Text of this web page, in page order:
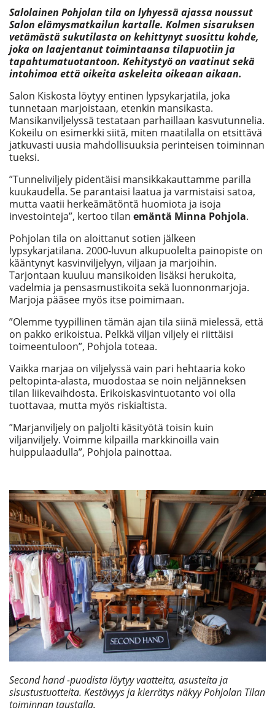
Salolainen Pohjolan tila on lyhyessä ajassa noussut
Salon elämysmatkailun kartalle. Kolmen sisaruksen
vetämästä sukutilasta on kehittynyt suosittu kohde,
joka on laajentanut toimintaansa tilapuotiin ja
tapahtumatuotantoon. Kehitystyö on vaatinut sekä
intohimoa että oikeita askeleita oikeaan aikaan.
Salon Kiskosta löytyy entinen lypsykarjatila, joka
tunnetaan marjoistaan, etenkin mansikasta.
Mansikanviljelyssä testataan parhaillaan kasvutunnelia.
Kokeilu on esimerkki siitä, miten maatilalla on etsittävä
jatkuvasti uusia mahdollisuuksia perinteisen toiminnan
tueksi.
”Tunneliviljely pidentäisi mansikkakauttamme parilla
kuukaudella. Se parantaisi laatua ja varmistaisi satoa,
mutta vaatii herkeämätöntä huomiota ja isoja
investointeja”, kertoo tilan emäntä Minna Pohjola.
Pohjolan tila on aloittanut sotien jälkeen
lypsykarjatilana. 2000-luvun alkupuolelta painopiste on
kääntynyt kasvinviljelyyn, viljaan ja marjoihin.
Tarjontaan kuuluu mansikoiden lisäksi herukoita,
vadelmia ja pensasmustikoita sekä luonnonmarjoja.
Marjoja pääsee myös itse poimimaan.
”Olemme tyypillinen tämän ajan tila siinä mielessä, että
on pakko erikoistua. Pelkkä viljan viljely ei riittäisi
toimeentuloon”, Pohjola toteaa.
Vaikka marjaa on viljelyssä vain pari hehtaaria koko
peltopinta-alasta, muodostaa se noin neljänneksen
tilan liikevaihdosta. Erikoiskasvintuotanto voi olla
tuottavaa, mutta myös riskialtista.
”Marjanviljely on paljolti käsityötä toisin kuin
viljanviljely. Voimme kilpailla markkinoilla vain
huippulaadulla”, Pohjola painottaa.
Second hand -puodista löytyy vaatteita, asusteita ja
sisustustuotteita. Kestävyys ja kierrätys näkyy Pohjolan Tilan
toiminnan taustalla.